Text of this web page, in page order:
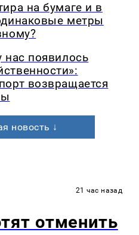
на бумаге и в
метры
нас появилось
возвращается
новость ↓
21 час назад
отменить